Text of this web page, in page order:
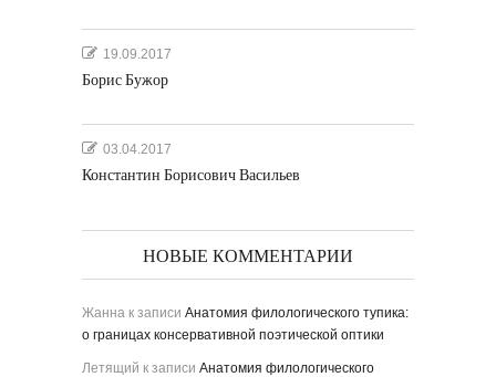
19.09.2017
Борис Бужор
03.04.2017
Константин Борисович Васильев
НОВЫЕ КОММЕНТАРИИ
Жанна к записи Анатомия филологического тупика:
о границах консервативной поэтической оптики
Летящий к записи Анатомия филологического